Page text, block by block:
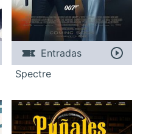
Entradas
Spectre